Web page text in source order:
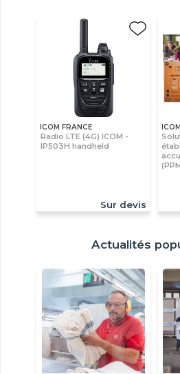
ICOM FRANCE
Radio LTE (4G) ICOM -
IP503H handheld
Sur devis
Actualités